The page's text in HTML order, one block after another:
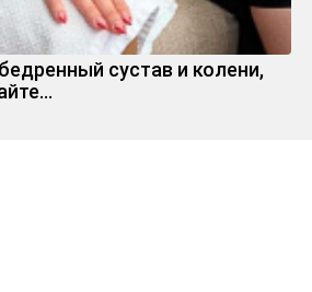
сустав и колени,